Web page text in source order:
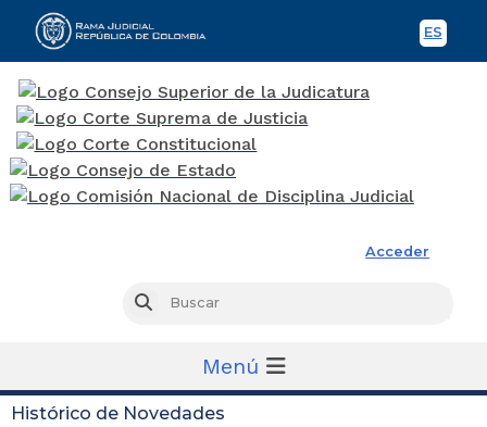
ES
Acceder
Buscar
Menú
Histórico de Novedades